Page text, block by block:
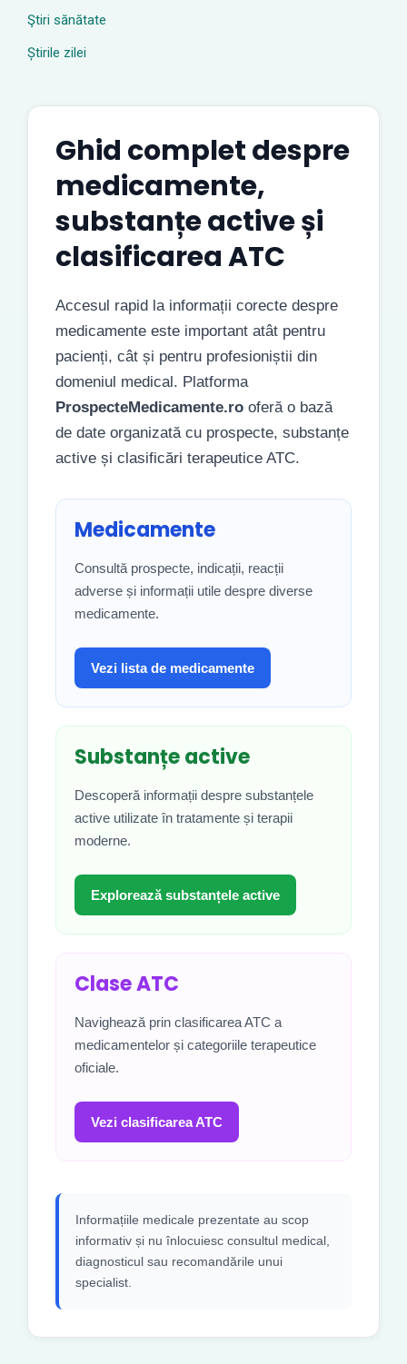
Ştiri sănătate
Știrile zilei
Ghid complet despre
medicamente,
substanțe active și
clasificarea ATC
Accesul rapid la informații corecte despre
medicamente este important atât pentru
pacienți, cât și pentru profesioniștii din
domeniul medical. Platforma
ProspecteMedicamente.ro oferă o bază
de date organizată cu prospecte, substanțe
active și clasificări terapeutice ATC.
Medicamente
Consultă prospecte, indicații, reacții
adverse și informații utile despre diverse
medicamente.
Vezi lista de medicamente
Substanțe active
Descoperă informații despre substanțele
active utilizate în tratamente și terapii
moderne.
Explorează substanțele active
Clase ATC
Navighează prin clasificarea ATC a
medicamentelor și categoriile terapeutice
oficiale.
Vezi clasificarea ATC
Informațiile medicale prezentate au scop
informativ și nu înlocuiesc consultul medical,
diagnosticul sau recomandările unui
specialist.